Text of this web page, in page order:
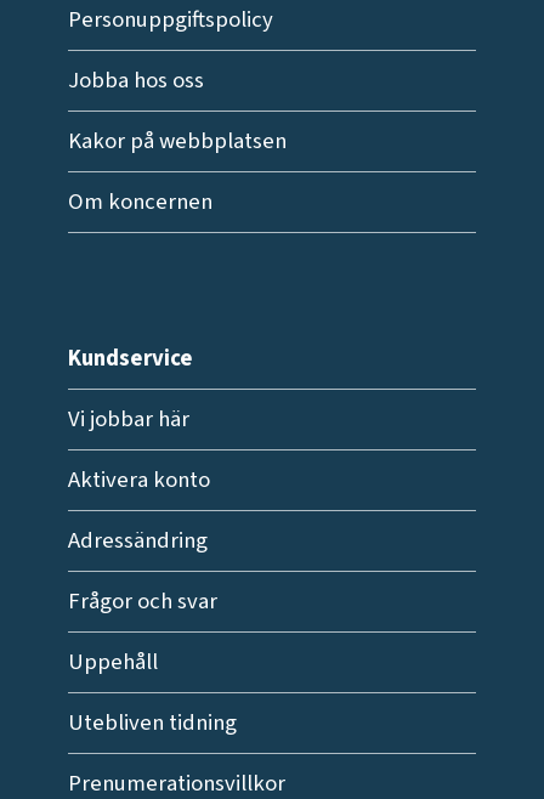
Personuppgiftspolicy
Jobba hos oss
Kakor på webbplatsen
Om koncernen
Kundservice
Vi jobbar här
Aktivera konto
Adressändring
Frågor och svar
Uppehåll
Utebliven tidning
Prenumerationsvillkor